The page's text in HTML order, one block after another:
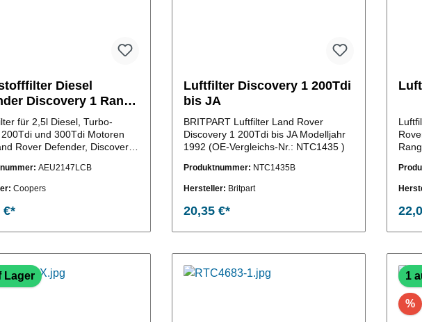
Diesel
Discovery 1 Range
classic
für 2,5l Diesel, Turbo-
200Tdi und 300Tdi Motoren
Rover Defender, Discovery
Nr.:AEU2147L)
AEU2147LCB
Coopers
€*
Luftfilter Discovery 1 200Tdi
bis JA
BRITPART Luftfilter Land Rover
Discovery 1 200Tdi bis JA Modelljahr
1992 (OE-Vergleichs-Nr.: NTC1435 )
Produktnummer: NTC1435B
Hersteller: Britpart
20,35 €*
Lager 1
%